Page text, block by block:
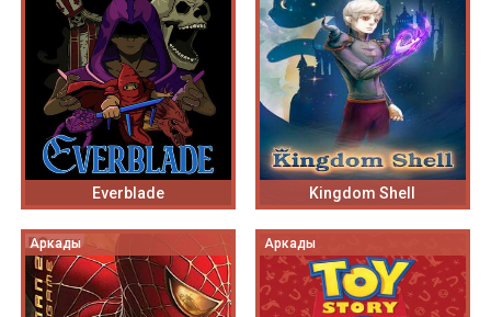
Everblade Kingdom Shell
Аркады Аркады